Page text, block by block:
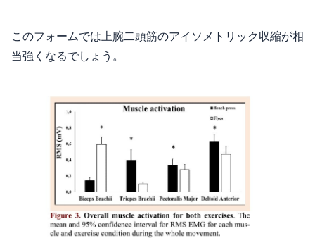
このフォームでは上腕二頭筋のアイソメトリック収縮が相
当強くなるでしょう。